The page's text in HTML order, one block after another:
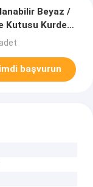
Beyaz /
Kutusu Kurdele
başvurun